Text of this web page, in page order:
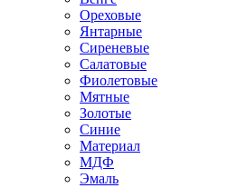
Ореховые
Янтарные
Сиреневые
Салатовые
Фиолетовые
Мятные
Золотые
Синие
Материал
МДФ
Эмаль